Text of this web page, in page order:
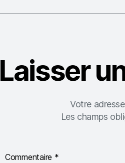
Laisser
Votre
Les champs
Commentaire *